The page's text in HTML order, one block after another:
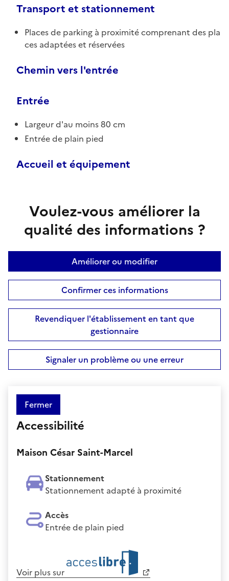
Transport et stationnement
Places de parking à proximité comprenant des pla
ces adaptées et réservées
Chemin vers l'entrée
Entrée
Largeur d'au moins 80 cm
Entrée de plain pied
Accueil et équipement
Voulez-vous améliorer la
qualité des informations ?
Améliorer ou modifier
Confirmer ces informations
Revendiquer l'établissement en tant que
gestionnaire
Signaler un problème ou une erreur
Fermer
Accessibilité
Maison César Saint-Marcel
Stationnement
Stationnement adapté à proximité
Accès
Entrée de plain pied
Voir plus sur